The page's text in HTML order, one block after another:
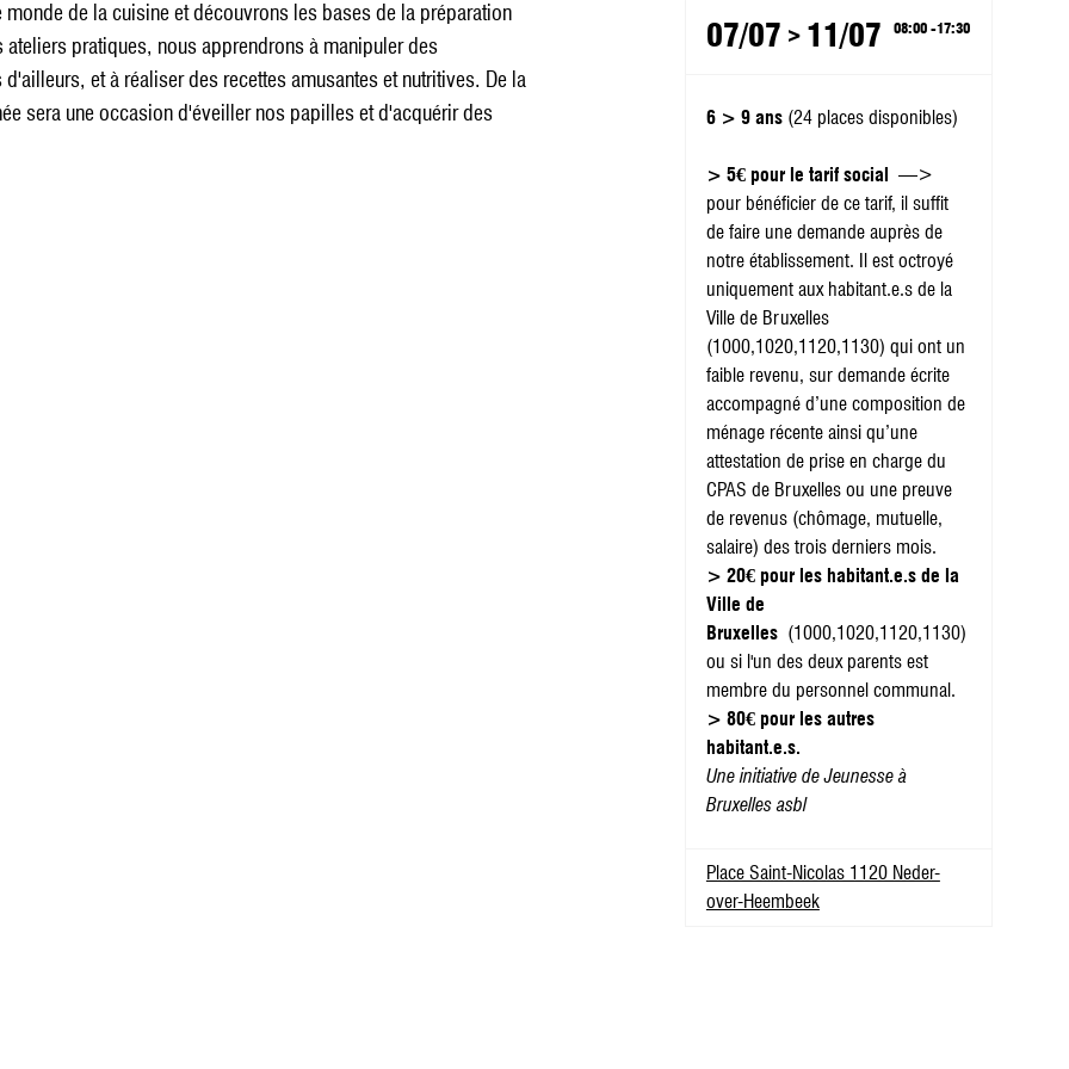
monde de la cuisine et découvrons les bases de la préparation
pratiques, nous apprendrons à manipuler des
et à réaliser des recettes amusantes et nutritives. De la
sera une occasion d'éveiller nos papilles et d'acquérir des
07/07 > 11/07 08:00 -17:30
6 > 9 ans (24 places disponibles)
> 5€ pour le tarif social —>
pour bénéficier de ce tarif, il suffit
de faire une demande auprès de
notre établissement. Il est octroyé
uniquement aux habitant.e.s de la
Ville de Bruxelles
(1000,1020,1120,1130) qui ont un
faible revenu, sur demande écrite
accompagné d’une composition de
ménage récente ainsi qu’une
attestation de prise en charge du
CPAS de Bruxelles ou une preuve
de revenus (chômage, mutuelle,
salaire) des trois derniers mois.
> 20€ pour les habitant.e.s de la
Ville de
Bruxelles (1000,1020,1120,1130)
ou si l'un des deux parents est
membre du personnel communal.
> 80€ pour les autres
habitant.e.s.
Une initiative de Jeunesse à
Bruxelles asbl
Place Saint-Nicolas 1120 Neder-
over-Heembeek